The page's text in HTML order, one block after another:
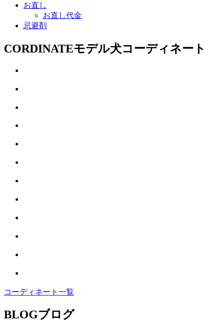
お直し
お直し代金
忌避剤
CORDINATEモデル犬コーディネート
コーディネート一覧
BLOGブログ